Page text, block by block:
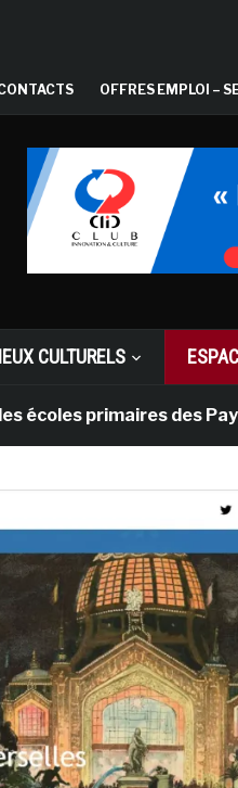
OFFRES EMPLOI –
CULTURELS
primaires des Pays-bas